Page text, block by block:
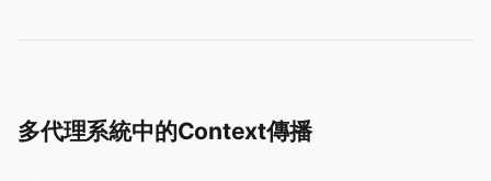
多代理系統中的Context傳播